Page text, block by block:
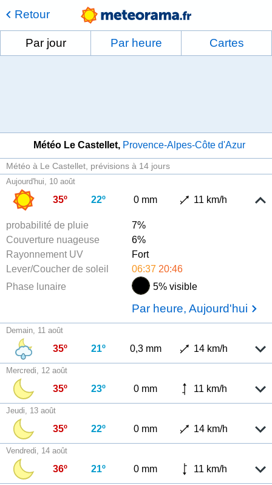
Retour
Par jour Par heure Cartes
Météo Le Castellet Provence-Alpes-Côte d'Azur
Météo à Le Castellet prévisions à 14 jours
Aujourd'hui, 10 août
35º 22º 0 mm 11 km/h
probabilité de pluie
7%
Couverture nuageuse
6%
Rayonnement UV
Fort
Lever/Coucher de soleil
06:37 20:46
Phase lunaire
5% visible
Par heure, Aujourd'hui
Demain, 11 août
35º 21º 0,3 mm 14 km/h
Mercredi, 12 août
35º 23º 0 mm 11 km/h
Jeudi, 13 août
35º 22º 0 mm 14 km/h
Vendredi, 14 août
36º 21º 0 mm 11 km/h